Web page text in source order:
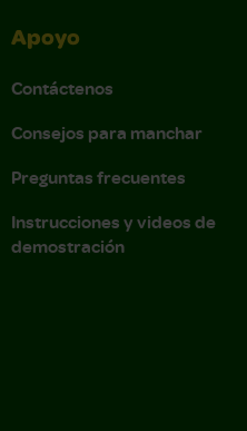
Apoyo
Contáctenos
Consejos para manchar
Preguntas frecuentes
Instrucciones y videos de
demostración
inglés)